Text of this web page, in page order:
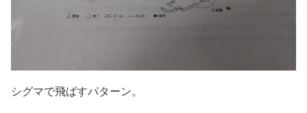
シグマで飛ばすパターン。